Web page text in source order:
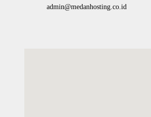
admin@medanhosting.co.id